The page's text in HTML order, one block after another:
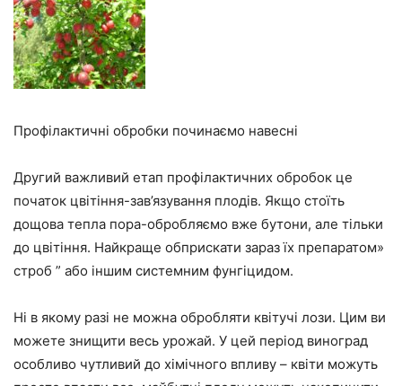
Профілактичні обробки починаємо навесні
Другий важливий етап профілактичних обробок це
початок цвітіння-зав’язування плодів. Якщо стоїть
дощова тепла пора-обробляємо вже бутони, але тільки
до цвітіння. Найкраще обприскати зараз їх препаратом»
строб ” або іншим системним фунгіцидом.
Ні в якому разі не можна обробляти квітучі лози. Цим ви
можете знищити весь урожай. У цей період виноград
особливо чутливий до хімічного впливу – квіти можуть